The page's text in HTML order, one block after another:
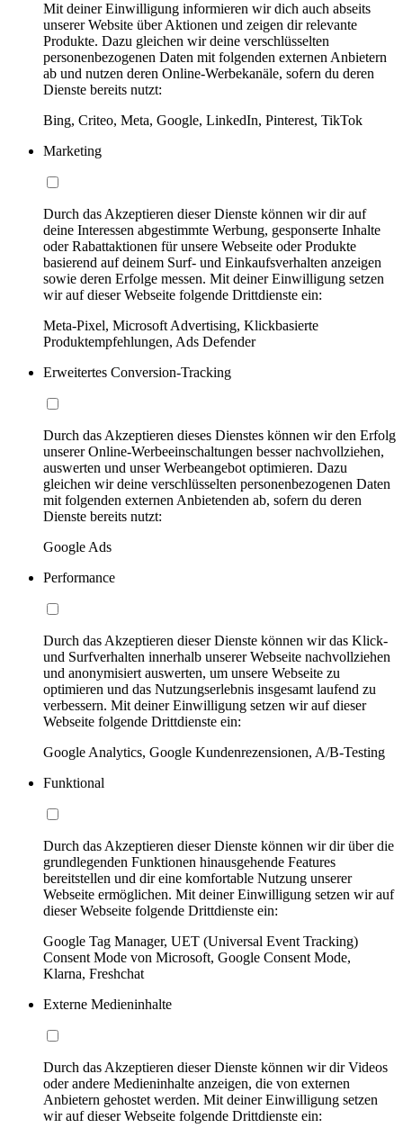
Mit deiner Einwilligung informieren wir dich auch abseits
unserer Website über Aktionen und zeigen dir relevante
Produkte. Dazu gleichen wir deine verschlüsselten
personenbezogenen Daten mit folgenden externen Anbietern
ab und nutzen deren Online-Werbekanäle, sofern du deren
Dienste bereits nutzt:
Bing, Criteo, Meta, Google, LinkedIn, Pinterest, TikTok
Marketing
Durch das Akzeptieren dieser Dienste können wir dir auf
deine Interessen abgestimmte Werbung, gesponserte Inhalte
oder Rabattaktionen für unsere Webseite oder Produkte
basierend auf deinem Surf- und Einkaufsverhalten anzeigen
sowie deren Erfolge messen. Mit deiner Einwilligung setzen
wir auf dieser Webseite folgende Drittdienste ein:
Meta-Pixel, Microsoft Advertising, Klickbasierte
Produktempfehlungen, Ads Defender
Erweitertes Conversion-Tracking
Durch das Akzeptieren dieses Dienstes können wir den Erfolg
unserer Online-Werbeeinschaltungen besser nachvollziehen,
auswerten und unser Werbeangebot optimieren. Dazu
gleichen wir deine verschlüsselten personenbezogenen Daten
mit folgenden externen Anbietenden ab, sofern du deren
Dienste bereits nutzt:
Google Ads
Performance
Durch das Akzeptieren dieser Dienste können wir das Klick-
und Surfverhalten innerhalb unserer Webseite nachvollziehen
und anonymisiert auswerten, um unsere Webseite zu
optimieren und das Nutzungserlebnis insgesamt laufend zu
verbessern. Mit deiner Einwilligung setzen wir auf dieser
Webseite folgende Drittdienste ein:
Google Analytics, Google Kundenrezensionen, A/B-Testing
Funktional
Durch das Akzeptieren dieser Dienste können wir dir über die
grundlegenden Funktionen hinausgehende Features
bereitstellen und dir eine komfortable Nutzung unserer
Webseite ermöglichen. Mit deiner Einwilligung setzen wir auf
dieser Webseite folgende Drittdienste ein:
Google Tag Manager, UET (Universal Event Tracking)
Consent Mode von Microsoft, Google Consent Mode,
Klarna, Freshchat
Externe Medieninhalte
Durch das Akzeptieren dieser Dienste können wir dir Videos
oder andere Medieninhalte anzeigen, die von externen
Anbietern gehostet werden. Mit deiner Einwilligung setzen
wir auf dieser Webseite folgende Drittdienste ein: